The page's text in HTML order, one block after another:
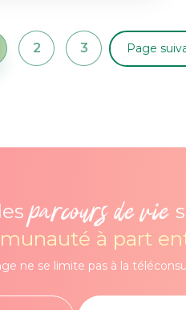
2 3 Page
parcours de vie
à part
ne se limite pas à la